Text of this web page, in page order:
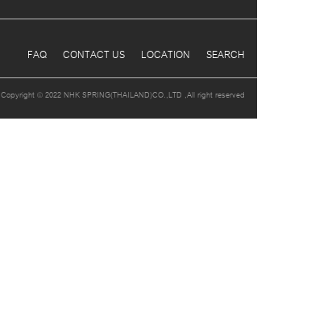
FAQ CONTACT US LOCATION SEARCH
Copyright © 2022 NHK SPRING(THAILAND)CO.,LTD ,All right reserved